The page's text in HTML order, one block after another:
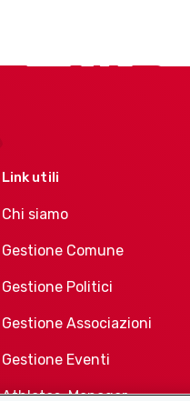
Link utili
Chi siamo
Gestione Comune
Gestione Politici
Gestione Associazioni
Gestione Eventi
Athletes-Manager